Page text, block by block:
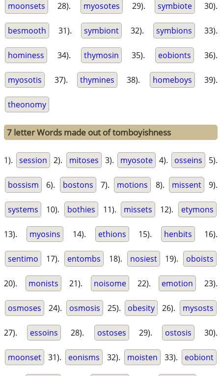
moonsets 28). myosotes 29). symbiote 30).
besmooth 31). symbiont 32). symbions 33).
hominess 34). thymosin 35). eobionts 36).
myosotis 37). thymines 38). homeboys 39).
theonomy
7 letter Words made out of tomboyishness
1). session 2). mitoses 3). myosote 4). osseins 5).
bossism 6). bostons 7). motions 8). missent 9).
systems 10). bothies 11). missets 12). etymons
13). myosins 14). ethions 15). henbits 16).
sentimo 17). entombs 18). nosiest 19). oboists
20). monists 21). noisome 22). emotion 23).
osmoses 24). osmosis 25). obesity 26). mysosts
27). essoins 28). ostoses 29). ostosis 30).
moonset 31). eonisms 32). moisten 33). eobiont